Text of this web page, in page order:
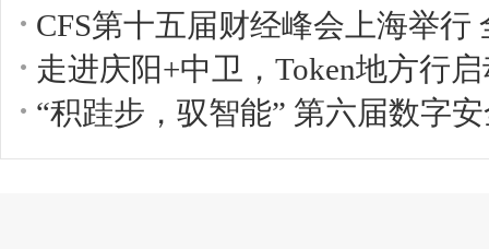
CFS第十五届财经峰会上海举
走进庆阳+中卫，Token地方行
“积跬步，驭智能” 第六届数字